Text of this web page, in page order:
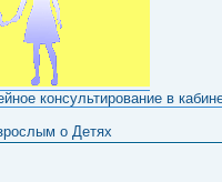
консультирование в
о Детях